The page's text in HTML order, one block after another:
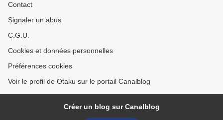
Contact
Signaler un abus
C.G.U.
Cookies et données personnelles
Préférences cookies
Voir le profil de Otaku sur le portail Canalblog
Créer un blog sur Canalblog